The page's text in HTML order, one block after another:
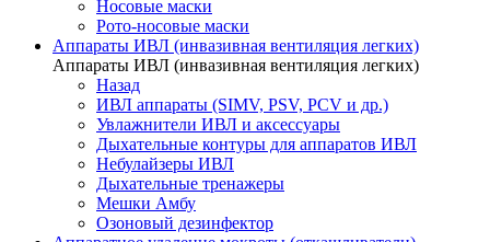
Носовые маски
Рото-носовые маски
Аппараты ИВЛ (инвазивная вентиляция легких)
Аппараты ИВЛ (инвазивная вентиляция легких)
Назад
ИВЛ аппараты (SIMV, PSV, PCV и др.)
Увлажнители ИВЛ и аксессуары
Дыхательные контуры для аппаратов ИВЛ
Небулайзеры ИВЛ
Дыхательные тренажеры
Мешки Амбу
Озоновый дезинфектор